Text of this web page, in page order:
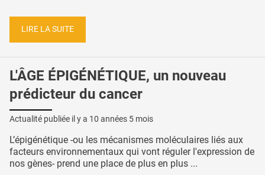
LIRE LA SUITE
L'ÂGE ÉPIGÉNÉTIQUE, un nouveau
prédicteur du cancer
Actualité publiée il y a 10 années 5 mois
L’épigénétique -ou les mécanismes moléculaires liés aux
facteurs environnementaux qui vont réguler l'expression de
nos gènes- prend une place de plus en plus ...